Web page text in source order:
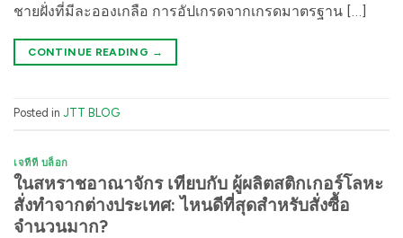
ชายฝั่งที่มีละอองเกลือ การอัปเกรดจากเกรดมาตรฐาน […]
CONTINUE READING →
Posted in JTT BLOG
เจทีที บล็อก
ในสหราชอาณาจักร เทียบกับ ผู้ผลิตสติกเกอร์โลหะ
สั่งทำจากต่างประเทศ: ไหนดีที่สุดสำหรับสั่งซื้อ
จำนวนมาก?